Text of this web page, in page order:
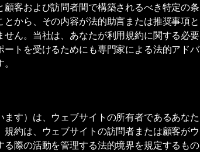
客および訪問者間で構築されるべき特定の条
から、その内容が法的助言または推奨事項と
せん。当社は、あなたが利用規約に関する必要
トを受けるためにも専門家による法的アドバ
す）は、ウェブサイトの所有者であるあなた
約は、ウェブサイトの訪問者または顧客がウ
際の活動を管理する法的境界を規定するもの